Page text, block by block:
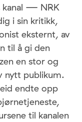
kanal — NRK
i sin kritikk,
eksternt, av
til å gi den
en stor og
nytt publikum.
endte opp
til kanalen